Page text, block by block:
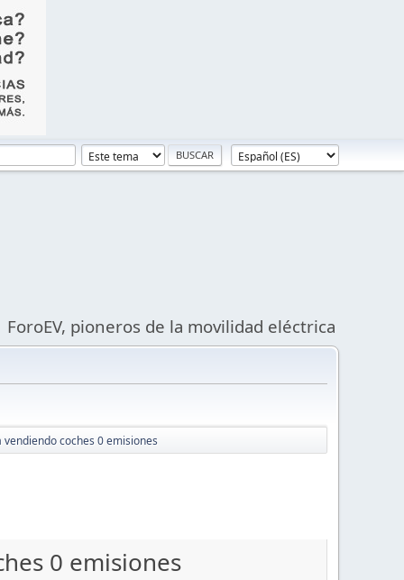
ForoEV, pioneros de la movilidad eléctrica
coches 0 emisiones
0 emisiones